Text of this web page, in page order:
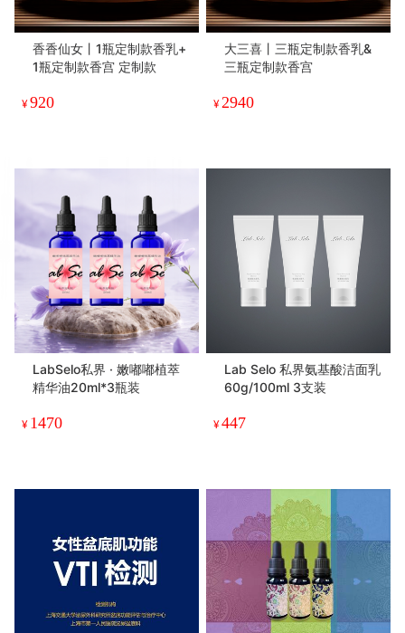
香香仙女丨1瓶定制款香乳+
1瓶定制款香宫 定制款
¥920
大三喜丨三瓶定制款香乳&
三瓶定制款香宫
¥2940
LabSelo私界 · 嫩嘟嘟植萃
精华油20ml*3瓶装
¥ 1470
Lab Selo 私界氨基酸洁面乳
60g/100ml 3支装
¥447